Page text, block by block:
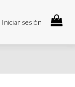
Iniciar sesión